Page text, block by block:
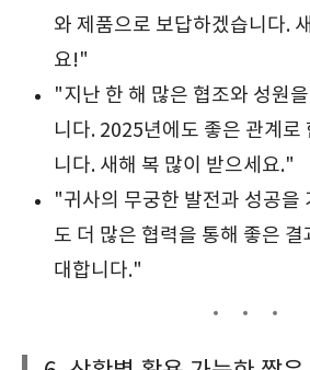
와 제품으로 보답하겠습니다.
요!"
"지난 한 해 많은 협조와 성원
니다. 2025년에도 좋은 관계로
니다. 새해 복 많이 받으세요."
"귀사의 무궁한 발전과 성공을
도 더 많은 협력을 통해 좋은 결
대합니다."